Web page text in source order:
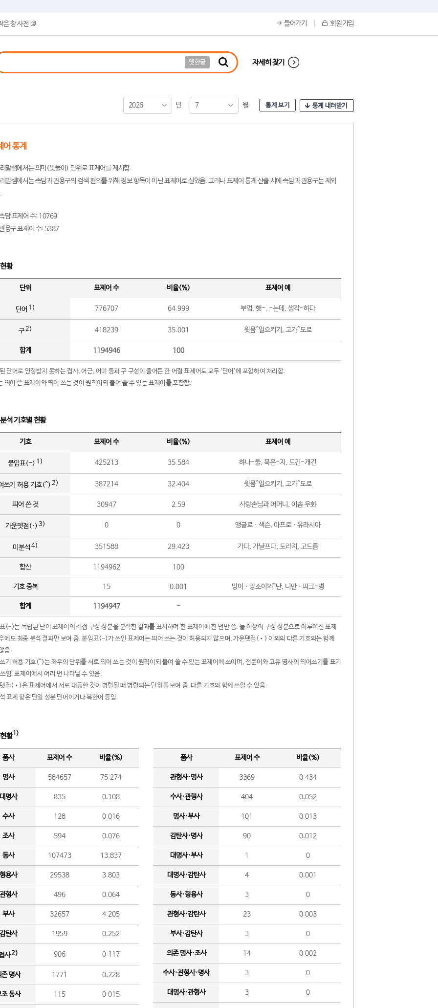
은 창 사전 들어가기 회원 가입
옛한글 자세히 찾기
2026 년 7 월 통계 보기 통계 내려받기
어 통계
말샘에서는 의미(뜻풀이) 단위로 표제어를 제시함.
말샘에서는 속담과 관용구의 검색 편의를 위해 정보 항목이 아닌 표제어로 실었음. 그러나 표제어 통계 산출 시에 속담과 관용구는 제외
담 표제어 수: 10769
용구 표제어 수: 5387
황
단위 표제어 수 비율(%) 표제어 예
단어 1) 776707 64.999 부엌, 햇-, -는데, 생각-하다
구2) 418239 35.001 윗몸^일으키기, 고가^도로
합계 1194946 100
단어로 인정받지 못하는 접사, 어근, 어미 등과 구 구성이 줄어든 한 어절 표제어도 모두 ‘단어’에 포함하여 처리함.
띄어 쓴 표제어와 띄어 쓰는 것이 원칙이되 붙여 쓸 수 있는 표제어를 포함함.
석 기호별 현황
기호 표제어 수 비율(%) 표제어 예
붙임표(-) 1) 425213 35.584 하나-둘, 묵은-지, 도긴-개긴
쓰기 허용 기호(^) 2) 387214 32.404 윗몸^일으키기, 고가^도로
띄어 쓴 것 30947 2.59 사랑손님과 어머니, 이솝 우화
가운뎃점(·) 3) 0 0 앵글로ㆍ색슨, 아프로ㆍ유라시아
미분석 4) 351588 29.423 가다, 가냘프다, 도라지, 고드름
합산 1194962 100
기호 중복 15 0.001 망이ㆍ망소이의^난, 니만ㆍ피크-병
합계 1194947 -
(-)는 독립된 단어 표제어의 직접 구성 성분을 분석한 결과를 표시하며 한 표제어에 한 번만 씀. 둘 이상의 구성 성분으로 이루어진 표제
에도 최종 분석 결과만 보여 줌. 붙임표(-)가 쓰인 표제어는 띄어 쓰는 것이 허용되지 않으며, 가운뎃점(•) 이외의 다른 기호와는 함께
음.
기 허용 기호(^)는 좌우의 단위를 서로 띄어 쓰는 것이 원칙이되 붙여 쓸 수 있는 표제어에 쓰이며, 전문어와 고유 명사의 띄어쓰기를 표기
임. 표제어에서 여러 번 나타날 수 있음.
점(•)은 표제어에서 서로 대등한 것이 병렬될 때 병렬되는 단위를 보여 줌. 다른 기호와 함께 쓰일 수 있음.
표제 항은 단일 성분 단어이거나 북한어 등임.
황1)
품사 표제어 수 비율(%)
명사 584657 75.274
명사 835 0.108
수사 128 0.016
조사 594 0.076
동사 107473 13.837
용사 29538 3.803
형사 496 0.064
부사 32657 4.205
탄사 1959 0.252
사2) 906 0.117
존 명사 1771 0.228
조 동사 115 0.015
품사 표제어 수 비율(%)
관형사·명사 3369 0.434
수사·관형사 404 0.052
명사·부사 101 0.013
감탄사·명사 90 0.012
대명사·부사 1 0
대명사·감탄사 4 0.001
동사·형용사 3 0
관형사·감탄사 23 0.003
부사·감탄사 3 0
의존 명사·조사 14 0.002
수사·관형사·명사 3 0
대명사·관형사 3 0